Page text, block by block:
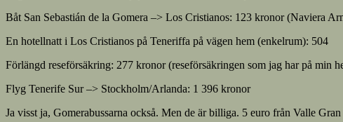
Båt San Sebastián de la Gomera –> Los Cristianos: 123 kronor (Naviera
En hotellnatt i Los Cristianos på Teneriffa på vägen hem (enkelrum): 504
Förlängd reseförsäkring: 277 kronor (reseförsäkringen som jag har på min
Flyg Tenerife Sur –> Stockholm/Arlanda: 1 396 kronor
Ja visst ja, Gomerabussarna också. Men de är billiga. 5 euro från Valle